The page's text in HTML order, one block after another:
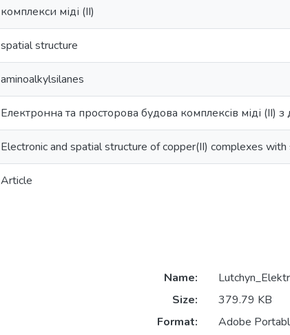
комплекси міді (ІІ)
spatial structure
aminoalkylsilanes
Електронна та просторова будова комплексів міді (ІІ)
Electronic and spatial structure of copper(II) complexes
Article
Name:
Size:
379.79 KB
Format:
Adobe